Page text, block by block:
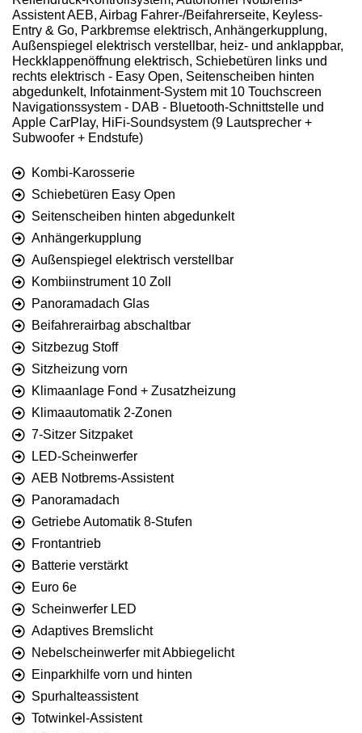
Assistent AEB, Airbag Fahrer-/Beifahrerseite, Keyless-
Entry & Go, Parkbremse elektrisch, Anhängerkupplung,
Außenspiegel elektrisch verstellbar, heiz- und anklappbar,
Heckklappenöffnung elektrisch, Schiebetüren links und
rechts elektrisch - Easy Open, Seitenscheiben hinten
abgedunkelt, Infotainment-System mit 10 Touchscreen
Navigationssystem - DAB - Bluetooth-Schnittstelle und
Apple CarPlay, HiFi-Soundsystem (9 Lautsprecher +
Subwoofer + Endstufe)
Kombi-Karosserie
Schiebetüren Easy Open
Seitenscheiben hinten abgedunkelt
Anhängerkupplung
Außenspiegel elektrisch verstellbar
Kombiinstrument 10 Zoll
Panoramadach Glas
Beifahrerairbag abschaltbar
Sitzbezug Stoff
Sitzheizung vorn
Klimaanlage Fond + Zusatzheizung
Klimaautomatik 2-Zonen
7-Sitzer Sitzpaket
LED-Scheinwerfer
AEB Notbrems-Assistent
Panoramadach
Getriebe Automatik 8-Stufen
Frontantrieb
Batterie verstärkt
Euro 6e
Scheinwerfer LED
Adaptives Bremslicht
Nebelscheinwerfer mit Abbiegelicht
Einparkhilfe vorn und hinten
Spurhalteassistent
Totwinkel-Assistent